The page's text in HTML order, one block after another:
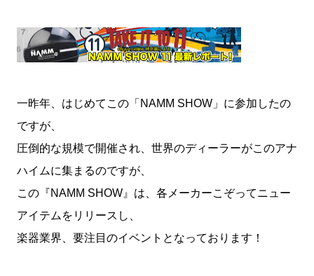
一昨年、はじめてこの「NAMM SHOW」に参加したの
ですが、
圧倒的な規模で開催され、世界のディーラーがこのアナ
ハイムに集まるのですが、
この『NAMM SHOW』は、各メーカーこぞってニュー
アイテムをリリースし、
楽器業界、要注目のイベントとなっております！